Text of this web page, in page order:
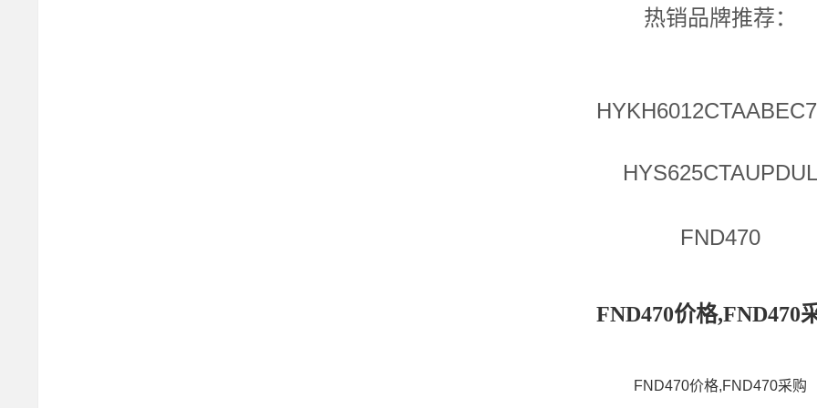
热销品牌推荐：
HYS625CTAUPDUL
FND470
FND470价格,FND470
FND470价格,FND470采购